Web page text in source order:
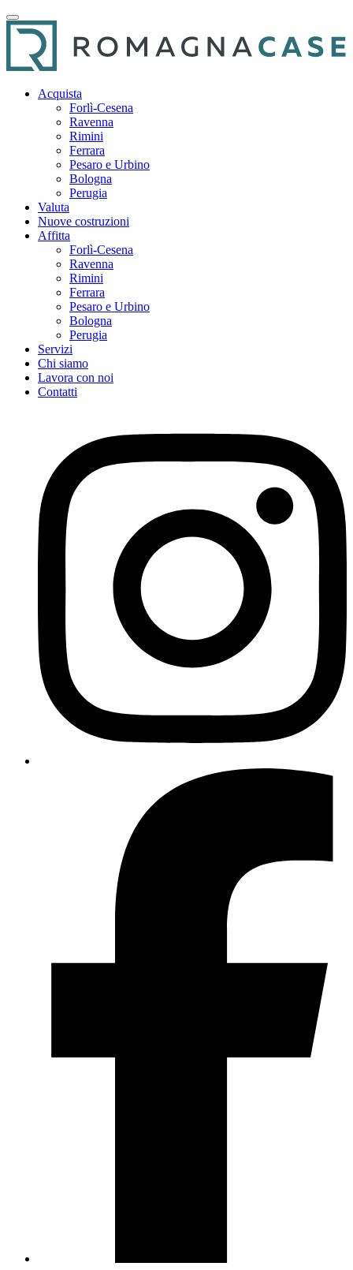
Acquista
Forlì-Cesena
Ravenna
Rimini
Ferrara
Pesaro e Urbino
Bologna
Perugia
Valuta
Nuove costruzioni
Affitta
Forlì-Cesena
Ravenna
Rimini
Ferrara
Pesaro e Urbino
Bologna
Perugia
Servizi
Chi siamo
Lavora con noi
Contatti